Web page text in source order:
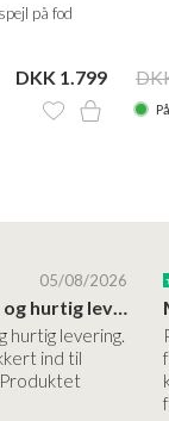
på fod
DKK 1.799
05/08/2026
Høj kvalitet og hurtig levering
hurtig levering.
ind til